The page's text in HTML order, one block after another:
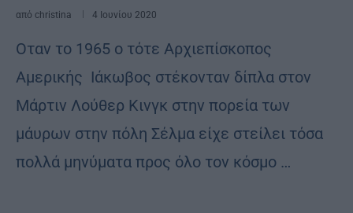
από christina 4 Ιουνίου 2020
Oταν το 1965 ο τότε Αρχιεπίσκοπος
Αμερικής Ιάκωβος στέκονταν δίπλα στoν
Μάρτιν Λούθερ Κινγκ στην πορεία των
μάυρων στην πόλη Σέλμα είχε στείλει τόσα
πολλά μηνύματα προς όλο τον κόσμο …